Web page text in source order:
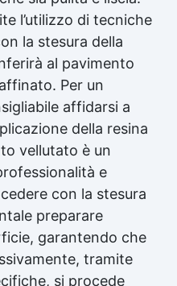
l’utilizzo di tecniche
la stesura della
al pavimento
Per un
affidarsi a
della resina
vellutato è un
e
con la stesura
preparare
garantendo che
tramite
si procede